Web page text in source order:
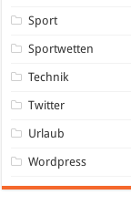
Sport
Sportwetten
Technik
Twitter
Urlaub
Wordpress